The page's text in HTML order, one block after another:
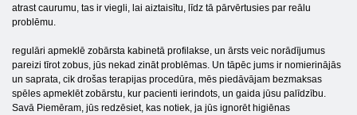
atrast caurumu, tas ir viegli, lai aiztaisītu, līdz tā pārvērtusies par reālu
problēmu.
regulāri apmeklē zobārsta kabinetā profilakse, un ārsts veic norādījumus
pareizi tīrot zobus, jūs nekad zināt problēmas. Un tāpēc jums ir nomierinājās
un saprata, cik drošas terapijas procedūra, mēs piedāvājam bezmaksas
spēles apmeklēt zobārstu, kur pacienti ierindots, un gaida jūsu palīdzību.
Savā Piemēram, jūs redzēsiet, kas notiek, ja jūs ignorēt higiēnas